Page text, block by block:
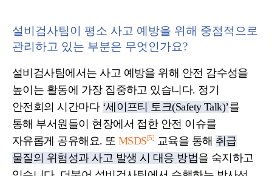
설비검사팀이 평소 사고 예방을 위해 중점적으로
관리하고 있는 부분은 무엇인가요?
설비검사팀에서는 사고 예방을 위해 안전 감수성을
높이는 활동에 가장 집중하고 있습니다. 정기
안전회의 시간마다 ‘세이프티 토크(Safety Talk)’를
통해 부서원들이 현장에서 접한 안전 이슈를
자유롭게 공유해요. 또 MSDS[5] 교육을 통해 취급
물질의 위험성과 사고 발생 시 대응 방법을 숙지하고